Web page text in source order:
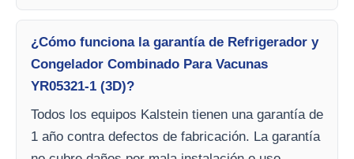
¿Cómo funciona la garantía de Refrigerador y
Congelador Combinado Para Vacunas
YR05321-1 (3D)?
Todos los equipos Kalstein tienen una garantía de
1 año contra defectos de fabricación. La garantía